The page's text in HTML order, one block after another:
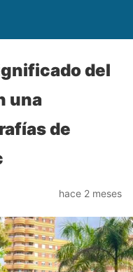
del
una
de
hace 2 meses